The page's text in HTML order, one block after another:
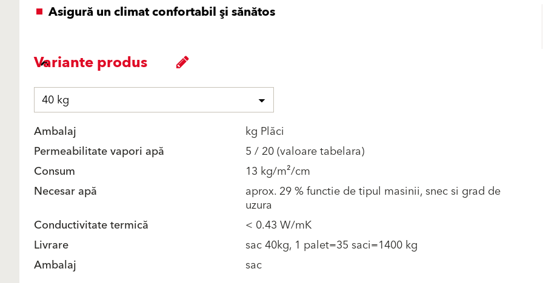
Asigură un climat confortabil şi sănătos
Variante produs
40 kg
Ambalaj
kg Plăci
Permeabilitate vapori apă
5 / 20 (valoare tabelara)
Consum
13 kg/m²/cm
Necesar apă
aprox. 29 % functie de tipul masinii, snec si grad de
uzura
Conductivitate termică
< 0.43 W/mK
Livrare
sac 40kg, 1 palet=35 saci=1400 kg
Ambalaj
sac